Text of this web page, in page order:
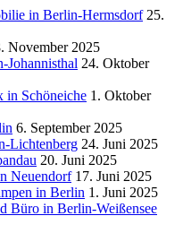
in Berlin-Hermsdorf 25.
November 2025
Johannisthal 24. Oktober
in Schöneiche 1. Oktober
6. September 2025
Lichtenberg 24. Juni 2025
20. Juni 2025
Neuendorf 17. Juni 2025
in Berlin 1. Juni 2025
Büro in Berlin-Weißensee